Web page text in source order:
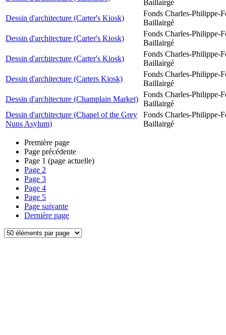
Baillairgé
Dessin d'architecture (Carter's Kiosk)
Fonds Charles-Philippe-
Baillairgé
Dessin d'architecture (Carter's Kiosk)
Fonds Charles-Philippe-
Baillairgé
Dessin d'architecture (Carter's Kiosk)
Fonds Charles-Philippe-
Baillairgé
Dessin d'architecture (Carters Kiosk)
Fonds Charles-Philippe-
Baillairgé
Dessin d'architecture (Champlain Market)
Fonds Charles-Philippe-
Baillairgé
Dessin d'architecture (Chapel of the Grey
Nuns Asylum)
Fonds Charles-Philippe-
Baillairgé
Première page
Page précédente
Page 1 (page actuelle)
Page 2
Page 3
Page 4
Page 5
Page suivante
Dernière page